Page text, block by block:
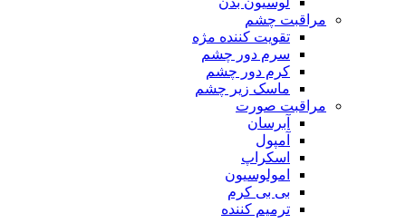
مراقبت چشم
تقویت کننده مژه
سرم دور چشم
کرم دور چشم
ماسک زیر چشم
مراقبت صورت
آبرسان
آمپول
اسکراپ
امولوسیون
بی بی کرم
ترمیم کننده